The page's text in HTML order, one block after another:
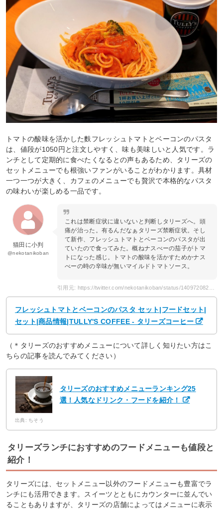
トマトの酸味を活かした麩フレッシュトマトとベーコンのパスタ
は、値段が1050円と注文しやすく、味も美味しいと人気です。ラ
ンチとして定期的に食べたくなるとの声もあるため、タリーズの
セットメニューでも根強いファンがいることがわかります。具材
一つ一つが大きく、カフェのメニューでも贅沢で本格的なパスタ
の味わいが楽しめる一品です。
猫田に小判
@nekotanikoban
これは禁断症状に違いないと判断しタリーズへ。頭
痛が治った。有るんだなぁタリーズ禁断症状。そし
て新作、フレッシュトマトとベーコンのパスタが出
ていたので食ってみた。概ねナスべーの茄子がトマ
トになった感じ。トマトの酸味を活かすためかナス
べーの時の辛味が無いマイルドトマトソース。
引用元: https://twitter.com/nekotanikoban/status/1409720822890078216
フレッシュトマトとベーコンのパスタ セット|フードセット|
セット|商品情報|TULLY'S COFFEE - タリーズコーヒー
（＊タリーズのおすすめメニューについて詳しく知りたい方はこ
ちらの記事を読んでみてください）
タリーズのおすすめメニューランキング25
選！人気なドリンク・フードを紹介！
出典: ちそう
タリーズランチにおすすめのフードメニューも値段と
紹介！
タリーズには、セットメニュー以外のフードメニューも豊富でラ
ンチにも活用できます。スイーツとともにカウンターに並んでい
ることもありますが、タリーズの店舗によってはメニューに表示